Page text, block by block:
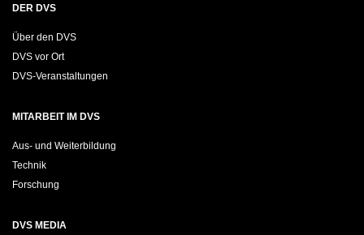
DER DVS
Über den DVS
DVS vor Ort
DVS-Veranstaltungen
MITARBEIT IM DVS
Aus- und Weiterbildung
Technik
Forschung
DVS MEDIA